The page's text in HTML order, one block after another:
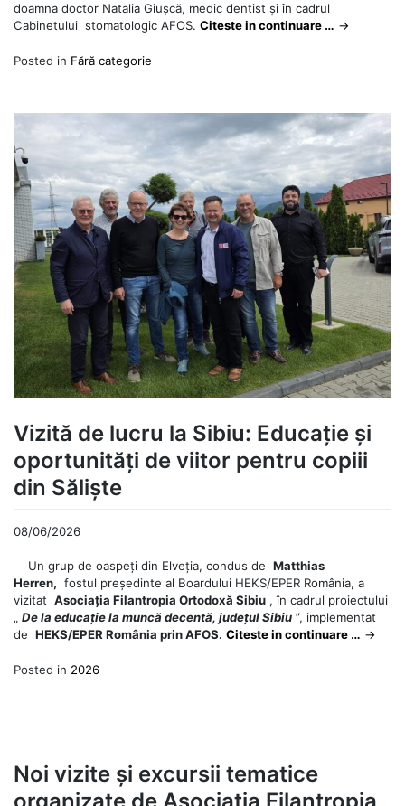
doamna doctor Natalia Giușcă, medic dentist și în cadrul
Cabinetului stomatologic AFOS. Citeste in continuare … →
Posted in Fără categorie
Vizită de lucru la Sibiu: Educație și
oportunități de viitor pentru copiii
din Săliște
08/06/2026
Un grup de oaspeți din Elveția, condus de Matthias
Herren, fostul președinte al Boardului HEKS/EPER România, a
vizitat Asociația Filantropia Ortodoxă Sibiu , în cadrul proiectului
„ De la educație la muncă decentă, județul Sibiu ”, implementat
de HEKS/EPER România prin AFOS. Citeste in continuare … →
Posted in 2026
Noi vizite și excursii tematice